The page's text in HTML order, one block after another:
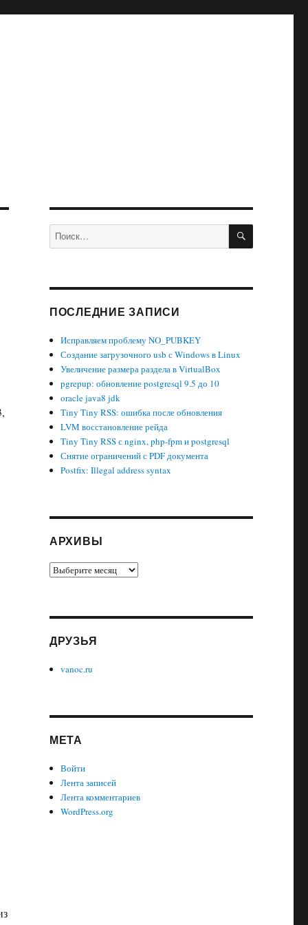
Искать: ПОИСК
ПОСЛЕДНИЕ ЗАПИСИ
Исправляем проблему NO_PUBKEY
Создание загрузочного usb с Windows в Linux
Увеличение размера раздела в VirtualBox
pgrepup: обновление postgresql 9.5 до 10
oracle java8 jdk
Tiny Tiny RSS: ошибка после обновления
LVM восстановление рейда
Tiny Tiny RSS с nginx, php-fpm и postgresql
Снятие ограничений с PDF документа
Postfix: Illegal address syntax
АРХИВЫ
Архивы
ДРУЗЬЯ
vanoc.ru
МЕТА
Войти
Лента записей
Лента комментариев
WordPress.org